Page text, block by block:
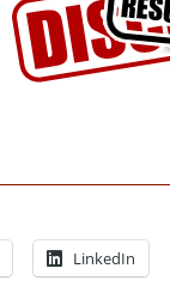
LinkedIn